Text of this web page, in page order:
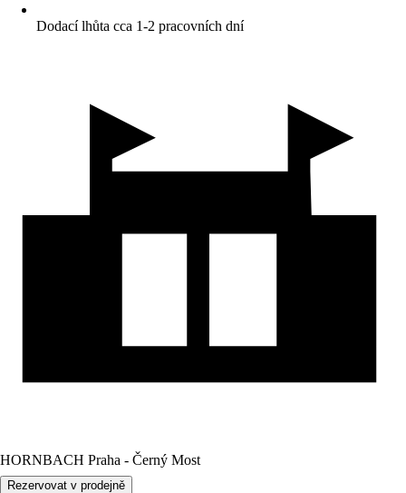
Dodací lhůta cca 1-2 pracovních dní
HORNBACH Praha - Černý Most
Rezervovat v prodejně